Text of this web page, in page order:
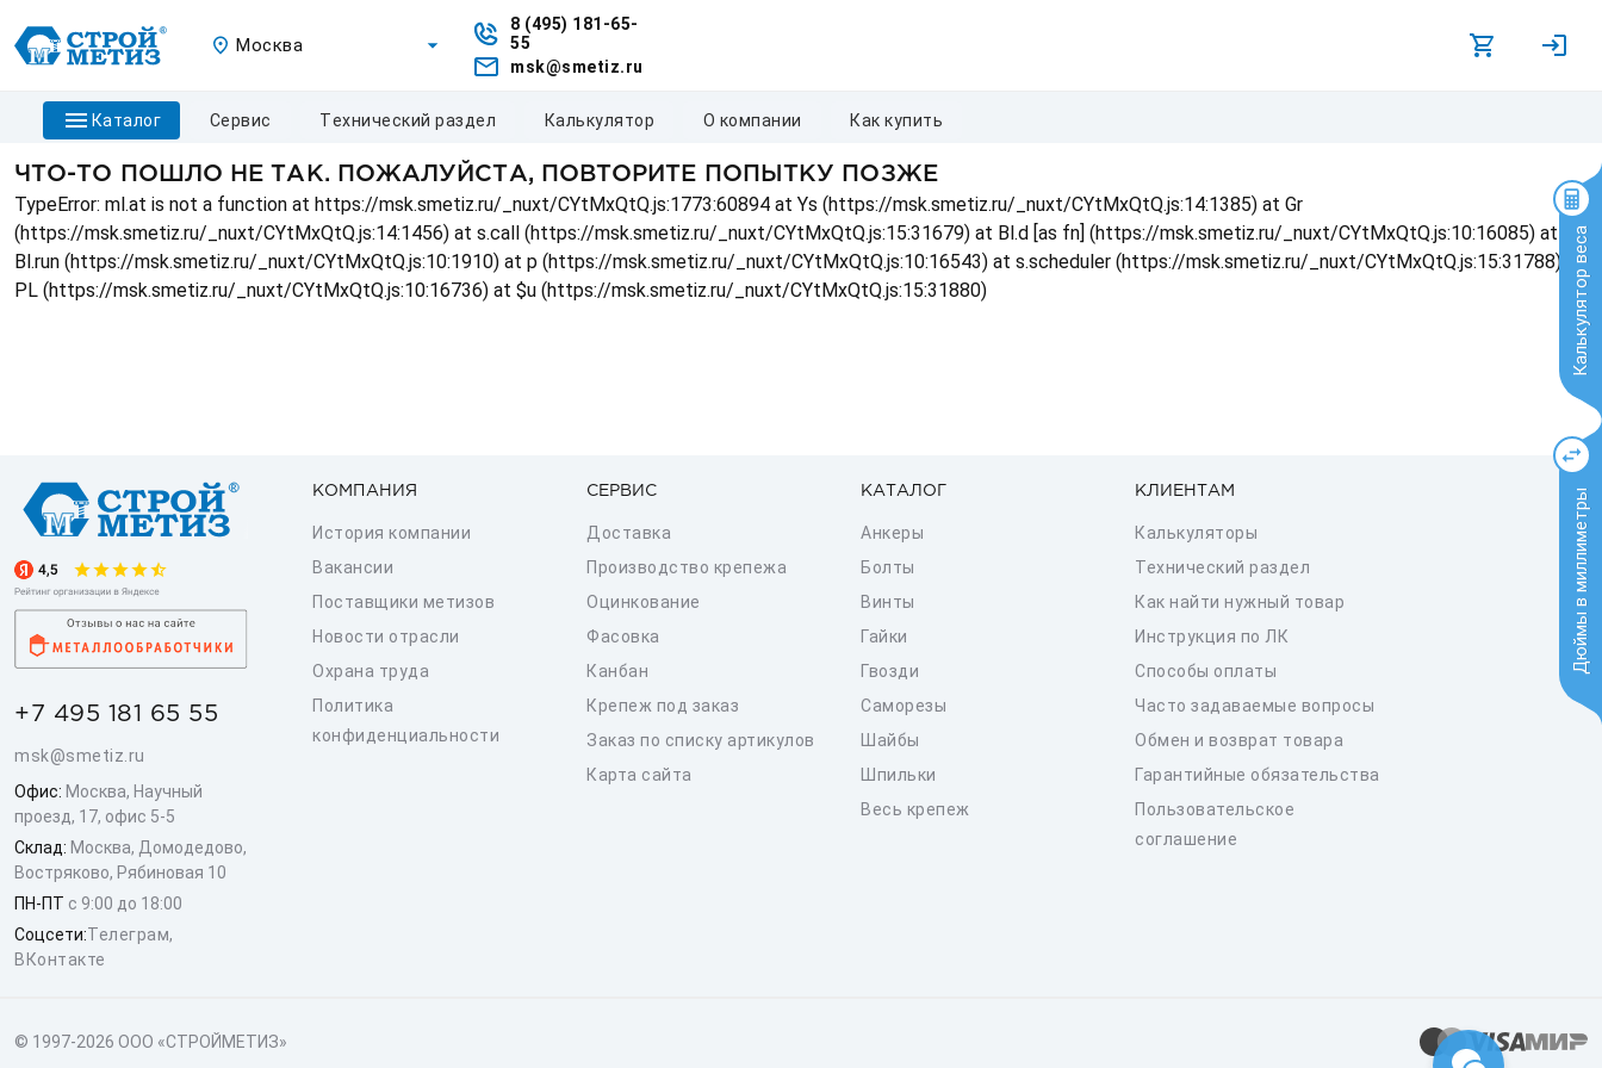
Калькулятор веса
Дюймы в миллиметры
Москва
8 (495) 181-65-
55
msk@smetiz.ru
каталог сервис технический раздел калькулятор о компании как купить
ЧТО-ТО ПОШЛО НЕ ТАК. ПОЖАЛУЙСТА, ПОВТОРИТЕ ПОПЫТКУ ПОЗЖЕ
TypeError: ml.at is not a function at https://msk.smetiz.ru/_nuxt/CYtMxQtQ.js:1773:60894 at Ys (https://msk.smetiz.ru/_nuxt/CYtMxQtQ.js:14:1385) at Gr
(https://msk.smetiz.ru/_nuxt/CYtMxQtQ.js:14:1456) at s.call (https://msk.smetiz.ru/_nuxt/CYtMxQtQ.js:15:31679) at Bl.d [as fn] (https://msk.smetiz.ru/_nuxt/CYtMxQtQ.js:10:16085) at
Bl.run (https://msk.smetiz.ru/_nuxt/CYtMxQtQ.js:10:1910) at p (https://msk.smetiz.ru/_nuxt/CYtMxQtQ.js:10:16543) at s.scheduler (https://msk.smetiz.ru/_nuxt/CYtMxQtQ.js:15:31788) at
PL (https://msk.smetiz.ru/_nuxt/CYtMxQtQ.js:10:16736) at $u (https://msk.smetiz.ru/_nuxt/CYtMxQtQ.js:15:31880)
+7 495 181 65 55
msk@smetiz.ru
Офис: Москва, Научный
проезд, 17, офис 5-5
Склад: Москва, Домодедово,
Востряково, Рябиновая 10
ПН-ПТ с 9:00 до 18:00
Соцсети:Телеграм,
ВКонтакте
КОМПАНИЯ
История компании
Вакансии
Поставщики метизов
Новости отрасли
Охрана труда
Политика
конфиденциальности
СЕРВИС
Доставка
Производство крепежа
Оцинкование
Фасовка
Канбан
Крепеж под заказ
Заказ по списку артикулов
Карта сайта
КАТАЛОГ
Анкеры
Болты
Винты
Гайки
Гвозди
Саморезы
Шайбы
Шпильки
Весь крепеж
КЛИЕНТАМ
Калькуляторы
Технический раздел
Как найти нужный товар
Инструкция по ЛК
Способы оплаты
Часто задаваемые вопросы
Обмен и возврат товара
Гарантийные обязательства
Пользовательское
соглашение
© 1997-2026 ООО «СТРОЙМЕТИЗ»